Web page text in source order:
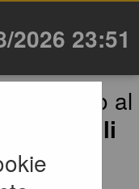
2026 23:51
fino al
annuali